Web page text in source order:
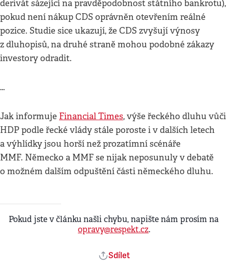
derivát sázející na pravděpodobnost státního bankrotu),
pokud není nákup CDS oprávněn otevřením reálné
pozice. Studie sice ukazují, že CDS zvyšují výnosy
z dluhopisů, na druhé straně mohou podobné zákazy
investory odradit.
…
Jak informuje Financial Times, výše řeckého dluhu vůči
HDP podle řecké vlády stále poroste i v dalších letech
a výhlídky jsou horší než prozatímní scénáře
MMF. Německo a MMF se nijak neposunuly v debatě
o možném dalším odpuštění části německého dluhu.
Pokud jste v článku našli chybu, napište nám prosím na
opravy@respekt.cz.
Sdílet